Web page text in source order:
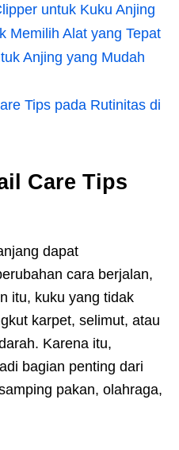
untuk Kuku Anjing
Memilih Alat yang Tepat
Anjing yang Mudah
Tips pada Rutinitas di
Care Tips
dapat
cara berjalan,
itu, kuku yang tidak
karpet, selimut, atau
Karena itu,
bagian penting dari
pakan, olahraga,